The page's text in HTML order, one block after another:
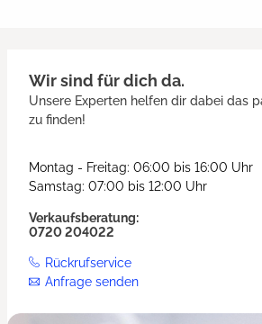
Wir sind für dich da.
Unsere Experten helfen dir dabei das
zu finden!
Montag - Freitag: 06:00 bis 16:00 Uhr
Samstag: 07:00 bis 12:00 Uhr
Verkaufsberatung:
0720 204022
Rückrufservice
Anfrage senden